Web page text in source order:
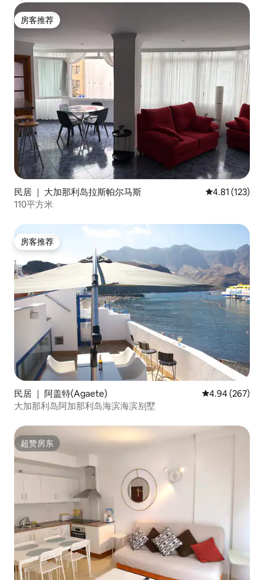
房客推荐
房客推荐
民居 ｜ 大加那利岛拉斯帕尔马斯 平均评分 4.81
4.81 (123)
110平方米
房客推荐
房客推荐
民居 ｜ 阿盖特(Agaete) 平均评分 4.94
4.94 (267)
大加那利岛阿加那利岛海滨海滨别墅
超赞房东
超赞房东